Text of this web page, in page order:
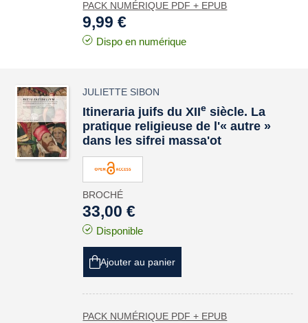
PACK NUMÉRIQUE PDF + EPUB
9,99 €
Dispo en numérique
JULIETTE SIBON
Itineraria juifs du XIIe siècle. La
pratique religieuse de l'« autre »
dans lessifrei massa'ot
BROCHÉ
33,00 €
Disponible
Ajouter au panier
PACK NUMÉRIQUE PDF + EPUB